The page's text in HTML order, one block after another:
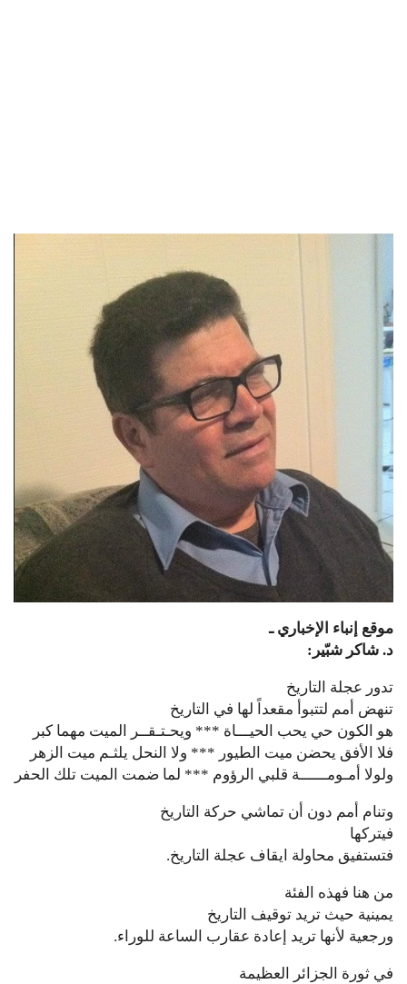
موقع إنباء الإخباري ـ
د. شاكر شبّير:
تدور عجلة التاريخ
تنهض أمم لتتبوأ مقعداً لها في التاريخ
هو الكون حي يحب الحيـــاة *** ويحـتـقــر الميت مهما كبر
فلا الأفق يحضن ميت الطيور *** ولا النحل يلثـم ميت الزهر
ولولا أمـومــــــة قلبي الرؤوم *** لما ضمت الميت تلك الحفر
وتنام أمم دون أن تماشي حركة التاريخ
فيتركها
فتستفيق محاولة ايقاف عجلة التاريخ.
من هنا فهذه الفئة
يمينية حيث تريد توقيف التاريخ
ورجعية لأنها تريد إعادة عقارب الساعة للوراء.
في ثورة الجزائر العظيمة